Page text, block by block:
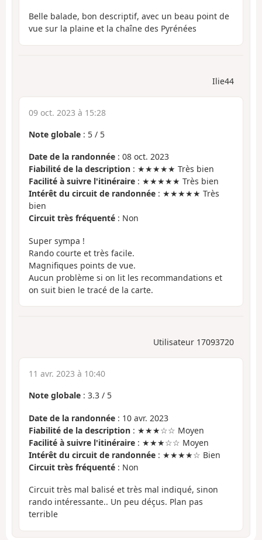
Belle balade, bon descriptif, avec un beau point de
vue sur la plaine et la chaîne des Pyrénées
Ilie44
09 oct. 2023 à 15:28
Note globale : 5 / 5
Date de la randonnée : 08 oct. 2023
Fiabilité de la description : ★★★★★ Très bien
Facilité à suivre l'itinéraire : ★★★★★ Très bien
Intérêt du circuit de randonnée : ★★★★★ Très
bien
Circuit très fréquenté : Non
Super sympa !
Rando courte et très facile.
Magnifiques points de vue.
Aucun problème si on lit les recommandations et
on suit bien le tracé de la carte.
Utilisateur 17093720
11 avr. 2023 à 10:40
Note globale : 3.3 / 5
Date de la randonnée : 10 avr. 2023
Fiabilité de la description : ★★★☆☆ Moyen
Facilité à suivre l'itinéraire : ★★★☆☆ Moyen
Intérêt du circuit de randonnée : ★★★★☆ Bien
Circuit très fréquenté : Non
Circuit très mal balisé et très mal indiqué, sinon
rando intéressante.. Un peu déçus. Plan pas
terrible